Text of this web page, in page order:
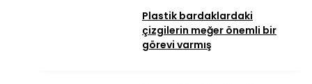
Plastik bardaklardaki
çizgilerin meğer önemli bir
görevi varmış